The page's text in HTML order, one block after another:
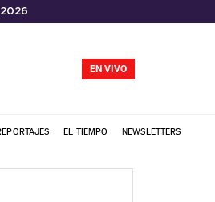
EN VIVO
EL TIEMPO NEWSLETTERS